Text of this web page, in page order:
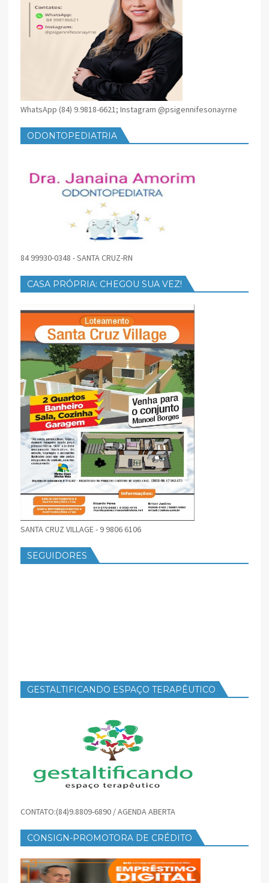
WhatsApp (84) 9.9818-6621; Instagram @psigennifesonayrne
ODONTOPEDIATRIA
84 99930-0348 - SANTA CRUZ-RN
CASA PRÓPRIA: CHEGOU SUA VEZ!
SANTA CRUZ VILLAGE - 9 9806 6106
SEGUIDORES
GESTALTIFICANDO ESPAÇO TERAPÊUTICO
CONTATO:(84)9.8809-6890 / AGENDA ABERTA
CONSIGN-PROMOTORA DE CRÉDITO